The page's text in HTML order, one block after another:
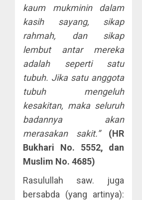
kaum mukminin dalam
kasih sayang, sikap
rahmah, dan sikap
lembut antar mereka
adalah seperti satu
tubuh. Jika satu anggota
tubuh mengeluh
kesakitan, maka seluruh
badannya akan
merasakan sakit.”(HR
Bukhari No. 5552,
dan
Muslim No. 4685)
Rasulullah saw. juga
bersabda (yang artinya):